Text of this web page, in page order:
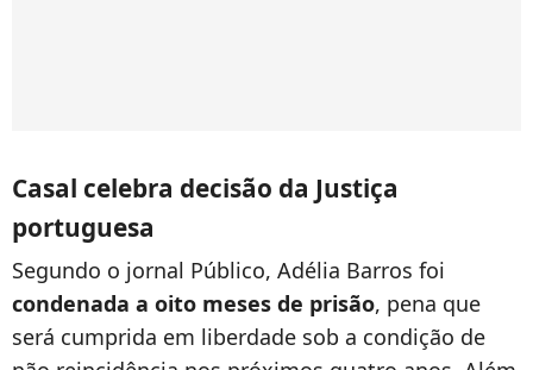
Casal celebra decisão da Justiça
portuguesa
Segundo o jornal Público, Adélia Barros foi
condenada a oito meses de prisão, pena que
será cumprida em liberdade sob a condição de